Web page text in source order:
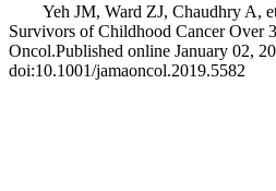
Yeh JM, Ward ZJ, Chaudhry A,
Survivors of Childhood Cancer Over
Oncol.Published online January 02,
doi:10.1001/jamaoncol.2019.5582